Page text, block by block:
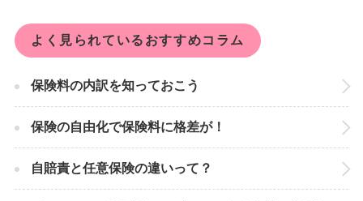
よく見られているおすすめコラム
保険料の内訳を知っておこう
保険の自由化で保険料に格差が！
自賠責と任意保険の違いって？